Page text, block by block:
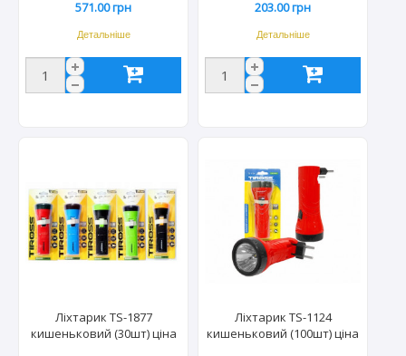
571.00 грн
Детальніше
203.00 грн
Детальніше
Ліхтарик TS-1877
кишеньковий (30шт) ціна
Ліхтарик TS-1124
кишеньковий (100шт) ціна